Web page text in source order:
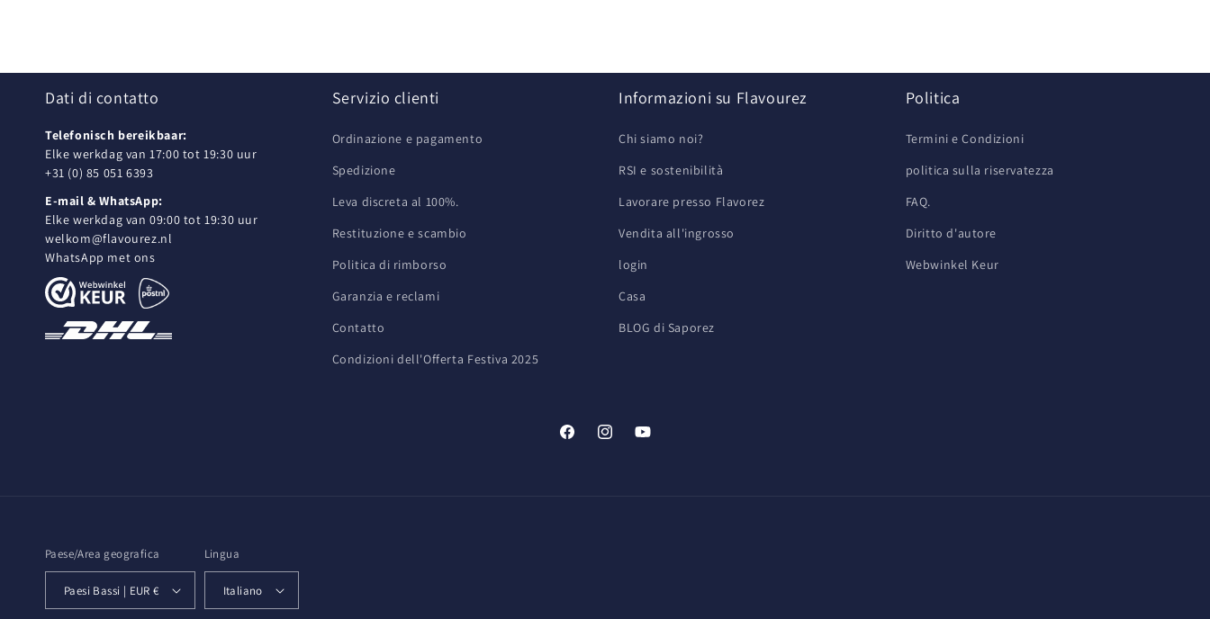
Dati di contatto
Telefonisch bereikbaar:
Elke werkdag van 17:00 tot 19:30 uur
+31 (0) 85 051 6393
E-mail & WhatsApp:
Elke werkdag van 09:00 tot 19:30 uur
welkom@flavourez.nl
WhatsApp met ons
Servizio clienti
Ordinazione e pagamento
Spedizione
Leva discreta al 100%.
Restituzione e scambio
Politica di rimborso
Garanzia e reclami
Contatto
Condizioni dell'Offerta Festiva 2025
Informazioni su Flavourez
Chi siamo noi?
RSI e sostenibilità
Lavorare presso Flavorez
Vendita all'ingrosso
login
Casa
BLOG di Saporez
Politica
Termini e Condizioni
politica sulla riservatezza
FAQ.
Diritto d'autore
Webwinkel Keur
FacebookInstagramYouTube
Paese/Area geografica
Paesi Bassi | EUR €
Lingua
Italiano